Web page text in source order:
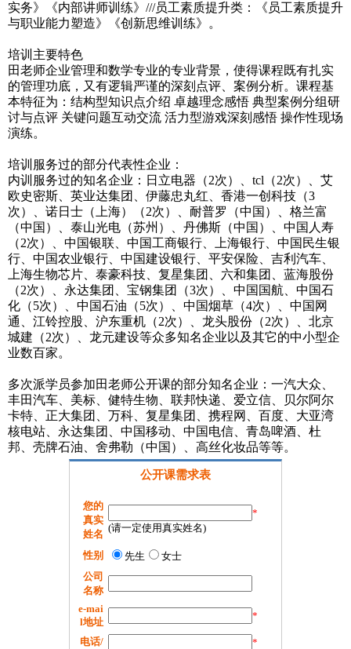
实务》《内部讲师训练》///员工素质提升类：《员工素质提升
与职业能力塑造》《创新思维训练》。
培训主要特色
田老师企业管理和数学专业的专业背景，使得课程既有扎实
的管理功底，又有逻辑严谨的深刻点评、案例分析。课程基
本特征为：结构型知识点介绍 卓越理念感悟 典型案例分组研
讨与点评 关键问题互动交流 活力型游戏深刻感悟 操作性现场
演练。
培训服务过的部分代表性企业：
内训服务过的知名企业：日立电器（2次）、tcl（2次）、艾
欧史密斯、英业达集团、伊藤忠丸红、香港一创科技（3
次）、诺日士（上海）（2次）、耐普罗（中国）、格兰富
（中国）、泰山光电（苏州）、丹佛斯（中国）、中国人寿
（2次）、中国银联、中国工商银行、上海银行、中国民生银
行、中国农业银行、中国建设银行、平安保险、吉利汽车、
上海生物芯片、泰豪科技、复星集团、六和集团、蓝海股份
（2次）、永达集团、宝钢集团（3次）、中国国航、中国石
化（5次）、中国石油（5次）、中国烟草（4次）、中国网
通、江铃控股、沪东重机（2次）、龙头股份（2次）、北京
城建（2次）、龙元建设等众多知名企业以及其它的中小型企
业数百家。
多次派学员参加田老师公开课的部分知名企业：一汽大众、
丰田汽车、美标、健特生物、联邦快递、爱立信、贝尔阿尔
卡特、正大集团、万科、复星集团、携程网、百度、大亚湾
核电站、永达集团、中国移动、中国电信、青岛啤酒、杜
邦、壳牌石油、舍弗勒（中国）、高丝化妆品等等。
公开课需求表
您的
真实
姓名
*
(请一定使用真实姓名)
性别 先生
女士
公司
名称
e-mai
l地址
*
电话/
*